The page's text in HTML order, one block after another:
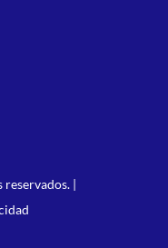
reservados. |